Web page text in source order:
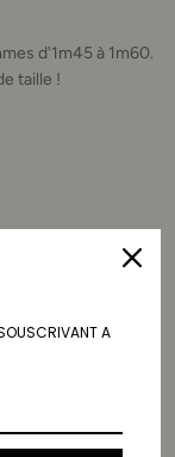
d'1m45 à 1m60.
taille !
A